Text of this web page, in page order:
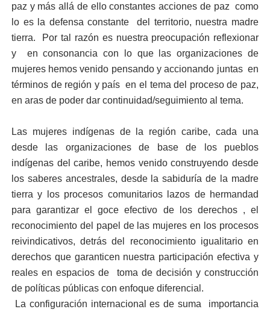
paz y más allá de ello constantes acciones de paz como
lo es la defensa constante del territorio, nuestra madre
tierra. Por tal razón es nuestra preocupación reflexionar
y en consonancia con lo que las organizaciones de
mujeres hemos venido pensando y accionando juntas en
términos de región y país en el tema del proceso de paz,
en aras de poder dar continuidad/seguimiento al tema.
Las mujeres indígenas de la región caribe, cada una
desde las organizaciones de base de los pueblos
indígenas del caribe, hemos venido construyendo desde
los saberes ancestrales, desde la sabiduría de la madre
tierra y los procesos comunitarios lazos de hermandad
para garantizar el goce efectivo de los derechos , el
reconocimiento del papel de las mujeres en los procesos
reivindicativos, detrás del reconocimiento igualitario en
derechos que garanticen nuestra participación efectiva y
reales en espacios de toma de decisión y construcción
de políticas públicas con enfoque diferencial.
La configuración internacional es de suma importancia